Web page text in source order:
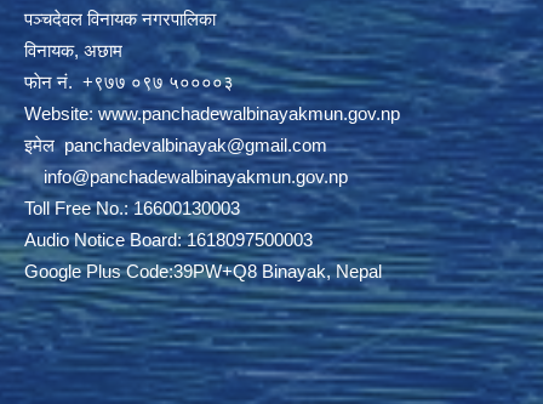
पञ्चदेवल विनायक नगरपालिका
विनायक, अछाम
फाेन नं‍‍‍‍. ‌+९७७ ०९७ ५००००३
Website: www.panchadewalbinayakmun.gov.np
इमेलpanchadevalbinayak@gmail.com
‌ ‌info@panchadewalbinayakmun.gov.np
Toll Free No.: 16600130003
Audio Notice Board: 1618097500003
Google Plus Code:39PW+Q8 Binayak, Nepal